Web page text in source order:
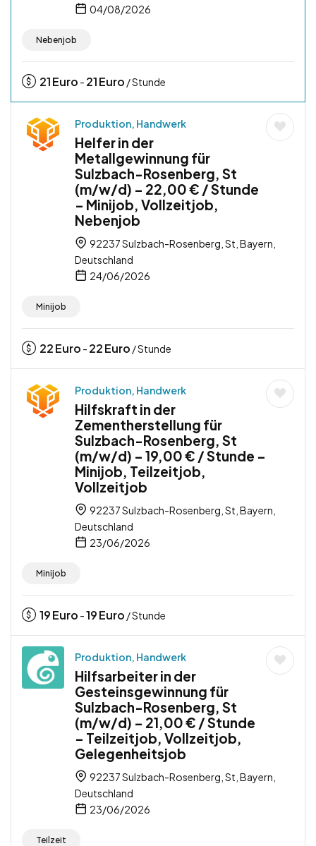
04/08/2026
Nebenjob
21Euro - 21Euro / Stunde
Produktion, Handwerk
Helfer in der
Metallgewinnung für
Sulzbach-Rosenberg, St
(m/w/d) – 22,00 € / Stunde
– Minijob, Vollzeitjob,
Nebenjob
92237 Sulzbach-Rosenberg, St, Bayern,
Deutschland
24/06/2026
Minijob
22Euro - 22Euro / Stunde
Produktion, Handwerk
Hilfskraft in der
Zementherstellung für
Sulzbach-Rosenberg, St
(m/w/d) – 19,00 € / Stunde –
Minijob, Teilzeitjob,
Vollzeitjob
92237 Sulzbach-Rosenberg, St, Bayern,
Deutschland
23/06/2026
Minijob
19Euro -19Euro / Stunde
Produktion, Handwerk
Hilfsarbeiter in der
Gesteinsgewinnung für
Sulzbach-Rosenberg, St
(m/w/d) – 21,00 € / Stunde
– Teilzeitjob, Vollzeitjob,
Gelegenheitsjob
92237 Sulzbach-Rosenberg, St, Bayern,
Deutschland
23/06/2026
Teilzeit